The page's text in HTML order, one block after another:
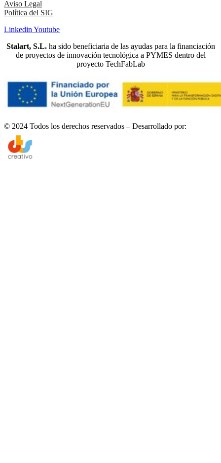
Aviso Legal
Política del SIG
Linkedin Youtube
Stalart, S.L.ha sido beneficiaria de las ayudas para la financiación
de proyectos de innovación tecnológica a PYMES dentro del
proyecto TechFabLab
© 2024 Todos los derechos reservados – Desarrollado por: